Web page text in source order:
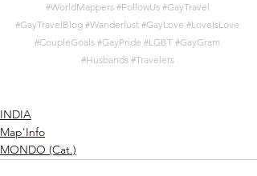
#WorldMappers #FollowUs #GayTravel
#GayTravelBlog #Wanderlust #GayLove #LoveIsLove
#CoupleGoals #GayPride #LGBT #GayGram
#Husbands #Travelers
INDIA
Map'Info
MONDO (Cat.)